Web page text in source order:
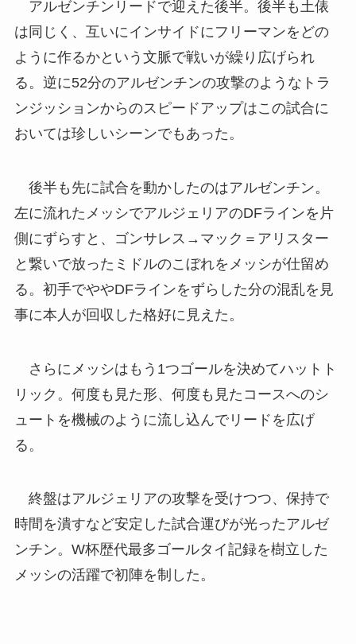
アルゼンチンリードで迎えた後半。後半も土俵
は同じく、互いにインサイドにフリーマンをどの
ように作るかという文脈で戦いが繰り広げられ
る。逆に52分のアルゼンチンの攻撃のようなトラ
ンジッションからのスピードアップはこの試合に
おいては珍しいシーンでもあった。
後半も先に試合を動かしたのはアルゼンチン。
左に流れたメッシでアルジェリアのDFラインを片
側にずらすと、ゴンサレス→マック＝アリスター
と繋いで放ったミドルのこぼれをメッシが仕留め
る。初手でややDFラインをずらした分の混乱を見
事に本人が回収した格好に見えた。
さらにメッシはもう1つゴールを決めてハットト
リック。何度も見た形、何度も見たコースへのシ
ュートを機械のように流し込んでリードを広げ
る。
終盤はアルジェリアの攻撃を受けつつ、保持で
時間を潰すなど安定した試合運びが光ったアルゼ
ンチン。W杯歴代最多ゴールタイ記録を樹立した
メッシの活躍で初陣を制した。